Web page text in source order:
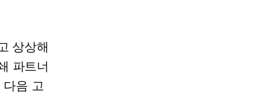
상상해
파트너
음 고